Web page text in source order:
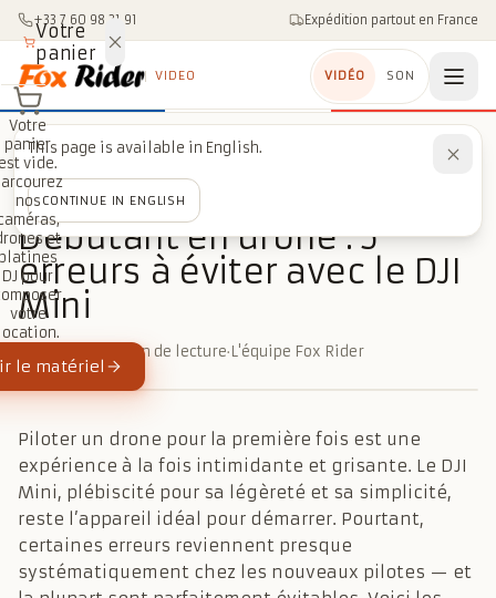
Aller au contenu
+33 7 60 98 21 91 Expédition partout en France
VIDEO VIDÉO SON
Accueil/Blog/ Drones/ Débutant en drone : 5 erreurs à éviter avec le DJI Mini
DRONES
Débutant en drone : 5
erreurs à éviter avec le DJI
Mini
4 min de lecture·L'équipe Fox Rider
Piloter un drone pour la première fois est une
expérience à la fois intimidante et grisante. Le DJI
Mini, plébiscité pour sa légèreté et sa simplicité,
reste l’appareil idéal pour démarrer. Pourtant,
certaines erreurs reviennent presque
systématiquement chez les nouveaux pilotes — et
Votre
panier
Votre
panier
vide.
nos
et
DJ pour
votre
le matériel
This page is available in English.
CONTINUE IN ENGLISH